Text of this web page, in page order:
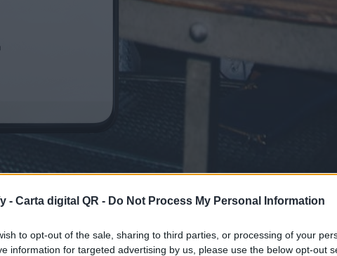
- Carta digital QR - Do Not Process My Personal Information
to opt-out of the sale, sharing to third parties, or processing of your
information for targeted advertising by us, please use the below opt-out